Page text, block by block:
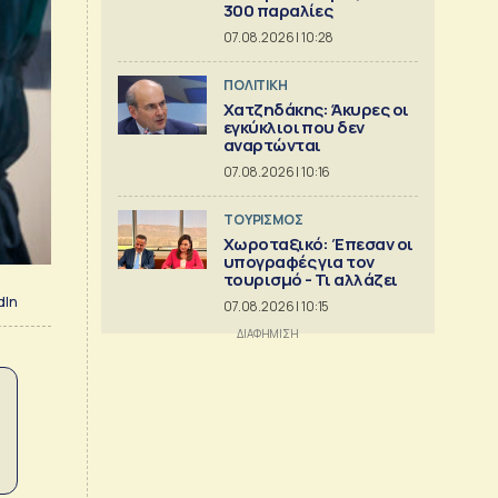
300 παραλίες
07.08.2026 | 10:28
ΠΟΛΙΤΙΚΗ
Χατζηδάκης: Άκυρες οι
εγκύκλιοι που δεν
αναρτώνται
07.08.2026 | 10:16
ΤΟΥΡΙΣΜΟΣ
Χωροταξικό: Έπεσαν οι
υπογραφές για τον
τουρισμό - Τι αλλάζει
07.08.2026 | 10:15